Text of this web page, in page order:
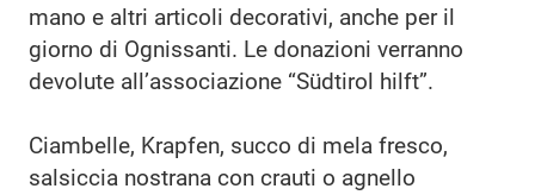
mano e altri articoli decorativi, anche per il
giorno di Ognissanti. Le donazioni verranno
devolute all’associazione “Südtirol hilft”.
Ciambelle, Krapfen, succo di mela fresco,
salsiccia nostrana con crauti o agnello